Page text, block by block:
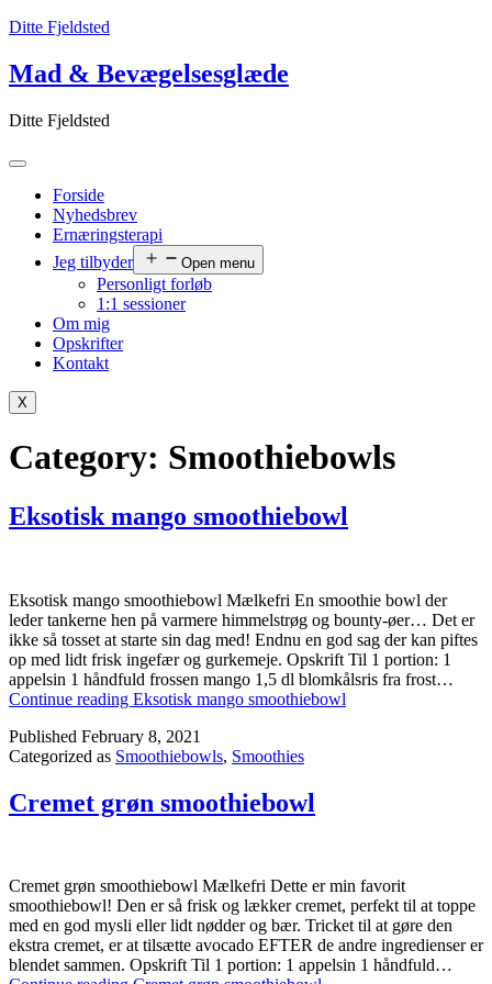
Ditte Fjeldsted
Mad & Bevægelsesglæde
Ditte Fjeldsted
Forside
Nyhedsbrev
Ernæringsterapi
Jeg tilbyder
Open menu
Personligt forløb
1:1 sessioner
Om mig
Opskrifter
Kontakt
X
Category: Smoothiebowls
Eksotisk mango smoothiebowl
Eksotisk mango smoothiebowl Mælkefri En smoothie bowl der
leder tankerne hen på varmere himmelstrøg og bounty-øer… Det er
ikke så tosset at starte sin dag med! Endnu en god sag der kan piftes
op med lidt frisk ingefær og gurkemeje. Opskrift Til 1 portion: 1
appelsin 1 håndfuld frossen mango 1,5 dl blomkålsris fra frost…
Continue reading Eksotisk mango smoothiebowl
Published February 8, 2021
Categorized as Smoothiebowls, Smoothies
Cremet grøn smoothiebowl
Cremet grøn smoothiebowl Mælkefri Dette er min favorit
smoothiebowl! Den er så frisk og lækker cremet, perfekt til at toppe
med en god mysli eller lidt nødder og bær. Tricket til at gøre den
ekstra cremet, er at tilsætte avocado EFTER de andre ingredienser er
blendet sammen. Opskrift Til 1 portion: 1 appelsin 1 håndfuld…